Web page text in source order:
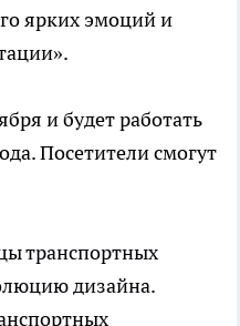
ярких эмоций и
и будет работать
Посетители смогут
транспортных
дизайна.